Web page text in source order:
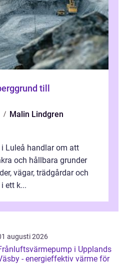
Malin Lindgren
Luleå handlar om att
och hållbara grunder
vägar, trädgårdar och
ett k...
augusti 2026
i Upplands
- energieffektiv värme för